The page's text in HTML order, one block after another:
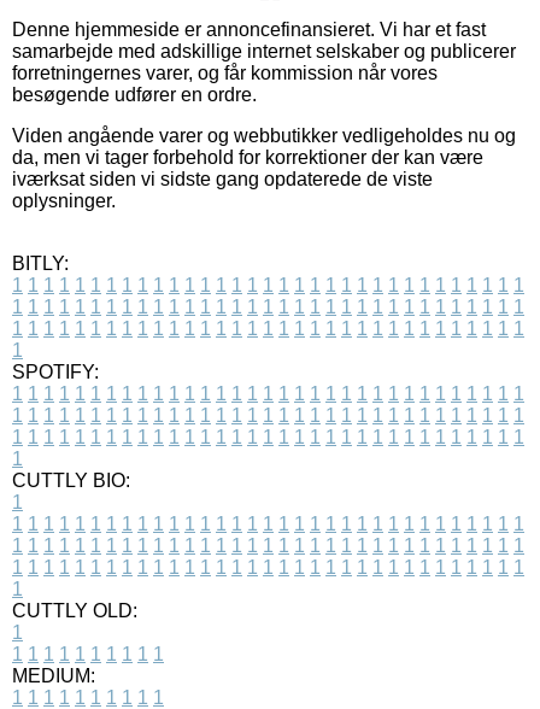
Denne hjemmeside er annoncefinansieret. Vi har et fast
samarbejde med adskillige internet selskaber og publicerer
forretningernes varer, og får kommission når vores
besøgende udfører en ordre.
Viden angående varer og webbutikker vedligeholdes nu og
da, men vi tager forbehold for korrektioner der kan være
iværksat siden vi sidste gang opdaterede de viste
oplysninger.
BITLY:
1 1 1 1 1 1 1 1 1 1 1 1 1 1 1 1 1 1 1 1 1 1 1 1 1 1 1 1 1 1 1 1 1
1 1 1 1 1 1 1 1 1 1 1 1 1 1 1 1 1 1 1 1 1 1 1 1 1 1 1 1 1 1 1 1 1
1 1 1 1 1 1 1 1 1 1 1 1 1 1 1 1 1 1 1 1 1 1 1 1 1 1 1 1 1 1 1 1 1
1
SPOTIFY:
1 1 1 1 1 1 1 1 1 1 1 1 1 1 1 1 1 1 1 1 1 1 1 1 1 1 1 1 1 1 1 1 1
1 1 1 1 1 1 1 1 1 1 1 1 1 1 1 1 1 1 1 1 1 1 1 1 1 1 1 1 1 1 1 1 1
1 1 1 1 1 1 1 1 1 1 1 1 1 1 1 1 1 1 1 1 1 1 1 1 1 1 1 1 1 1 1 1 1
1
CUTTLY BIO:
1
1 1 1 1 1 1 1 1 1 1 1 1 1 1 1 1 1 1 1 1 1 1 1 1 1 1 1 1 1 1 1 1 1
1 1 1 1 1 1 1 1 1 1 1 1 1 1 1 1 1 1 1 1 1 1 1 1 1 1 1 1 1 1 1 1 1
1 1 1 1 1 1 1 1 1 1 1 1 1 1 1 1 1 1 1 1 1 1 1 1 1 1 1 1 1 1 1 1 1
1
CUTTLY OLD:
1
1 1 1 1 1 1 1 1 1 1
MEDIUM:
1 1 1 1 1 1 1 1 1 1